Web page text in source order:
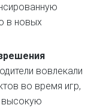
в новых
вовлекали
во время игр,
высокую